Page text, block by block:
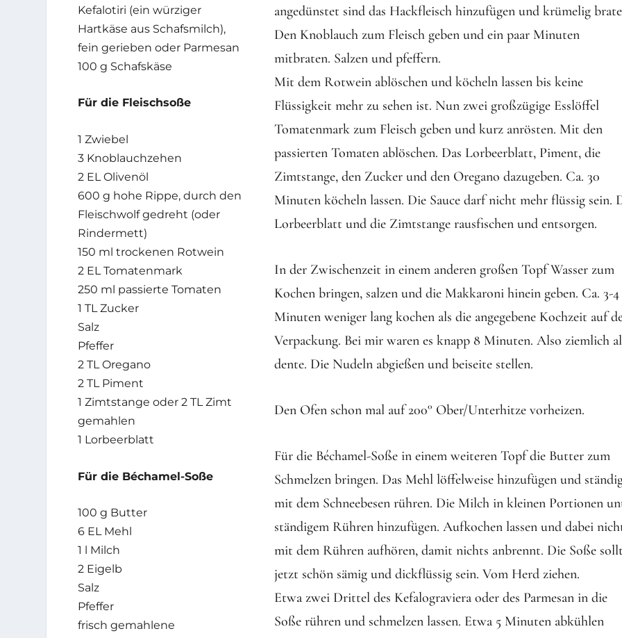
Kefalotiri (ein würziger
Hartkäse aus Schafsmilch),
fein gerieben oder Parmesan
100 g Schafskäse
Für die Fleischsoße
1 Zwiebel
3 Knoblauchzehen
2 EL Olivenöl
600 g hohe Rippe, durch den
Fleischwolf gedreht (oder
Rindermett)
150 ml trockenen Rotwein
2 EL Tomatenmark
250 ml passierte Tomaten
1 TL Zucker
Salz
Pfeffer
2 TL Oregano
2 TL Piment
1 Zimtstange oder 2 TL Zimt
gemahlen
1 Lorbeerblatt
Für die Béchamel-Soße
100 g Butter
6 EL Mehl
1 l Milch
2 Eigelb
Salz
Pfeffer
frisch gemahlene
angedünstet sind das Hackfleisch hinzufügen und krümelig
Den Knoblauch zum Fleisch geben und ein paar Minuten
mitbraten. Salzen und pfeffern.
Mit dem Rotwein ablöschen und köcheln lassen bis keine
Flüssigkeit mehr zu sehen ist. Nun zwei großzügige Esslöffel
Tomatenmark zum Fleisch geben und kurz anrösten. Mit den
passierten Tomaten ablöschen. Das Lorbeerblatt, Piment, die
Zimtstange, den Zucker und den Oregano dazugeben. Ca. 30
Minuten köcheln lassen. Die Sauce darf nicht mehr flüssig sein.
Lorbeerblatt und die Zimtstange rausfischen und entsorgen.
In der Zwischenzeit in einem anderen großen Topf Wasser zum
Kochen bringen, salzen und die Makkaroni hinein geben. Ca. 3-4
Minuten weniger lang kochen als die angegebene Kochzeit auf
Verpackung. Bei mir waren es knapp 8 Minuten. Also ziemlich al
dente. Die Nudeln abgießen und beiseite stellen.
Den Ofen schon mal auf 200° Ober/Unterhitze vorheizen.
Für die Béchamel-Soße in einem weiteren Topf die Butter zum
Schmelzen bringen. Das Mehl löffelweise hinzufügen und
mit dem Schneebesen rühren. Die Milch in kleinen Portionen
ständigem Rühren hinzufügen. Aufkochen lassen und dabei
mit dem Rühren aufhören, damit nichts anbrennt. Die Soße
jetzt schön sämig und dickflüssig sein. Vom Herd ziehen.
Etwa zwei Drittel des Kefalograviera oder des Parmesan in die
Soße rühren und schmelzen lassen. Etwa 5 Minuten abkühlen